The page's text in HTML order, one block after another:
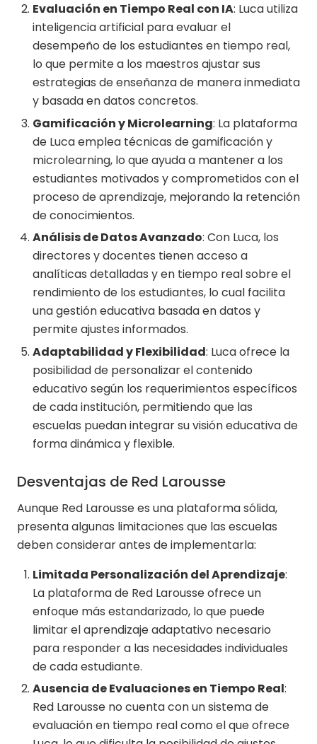
Evaluación en Tiempo Real con IA: Luca utiliza
inteligencia artificial para evaluar el
desempeño de los estudiantes en tiempo real,
lo que permite a los maestros ajustar sus
estrategias de enseñanza de manera inmediata
y basada en datos concretos.
Gamificación y Microlearning: La plataforma
de Luca emplea técnicas de gamificación y
microlearning, lo que ayuda a mantener a los
estudiantes motivados y comprometidos con el
proceso de aprendizaje, mejorando la retención
de conocimientos.
Análisis de Datos Avanzado: Con Luca, los
directores y docentes tienen acceso a
analíticas detalladas y en tiempo real sobre el
rendimiento de los estudiantes, lo cual facilita
una gestión educativa basada en datos y
permite ajustes informados.
Adaptabilidad y Flexibilidad: Luca ofrece la
posibilidad de personalizar el contenido
educativo según los requerimientos específicos
de cada institución, permitiendo que las
escuelas puedan integrar su visión educativa de
forma dinámica y flexible.
Desventajas de Red Larousse
Aunque Red Larousse es una plataforma sólida,
presenta algunas limitaciones que las escuelas
deben considerar antes de implementarla:
Limitada Personalización del Aprendizaje:
La plataforma de Red Larousse ofrece un
enfoque más estandarizado, lo que puede
limitar el aprendizaje adaptativo necesario
para responder a las necesidades individuales
de cada estudiante.
Ausencia de Evaluaciones en Tiempo Real:
Red Larousse no cuenta con un sistema de
evaluación en tiempo real como el que ofrece